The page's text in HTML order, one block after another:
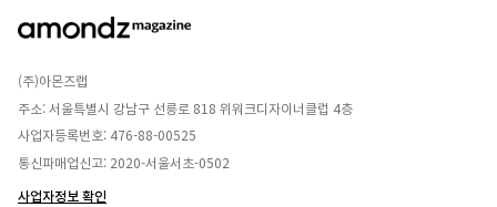
(주)아몬즈랩
주소: 서울특별시 강남구 선릉로 818 위워크디자이너클럽 4층
사업자등록번호: 476-88-00525
통신파매업신고: 2020-서울서초-0502
사업자정보 확인